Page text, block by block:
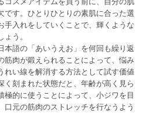
です。ひとりひとりの素肌に合った選
手入れをしていくことで、輝くような
う。
本語の「あいうえお」を何回も繰り返
筋肉が鍛えられることによって、悩み
れい線を解消する方法として試す価値
く刻まれた状態だと、年齢が高く見ら
的に使うことによって、小ジワを目
元の筋肉のストレッチを行なうよう